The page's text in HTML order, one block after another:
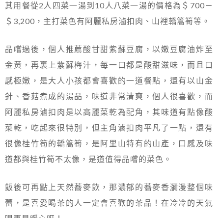
其用餐從2人四菜一湯到10人八菜一湯的價格為＄700－
＄3,200，主打菜色有阿麗私房滷扣肉、山裡轎篙筍等。
品嚐過後，個人推薦酸甘甜紫蘇豆腐，以嫩豆腐油炸至
金黃，再裏上紫蘇梅汁，每一口都是酸甜滋味，而且口
感極嫩，是大人小孩都會喜歡的一道餐點，還有以山金
針、香菇煮成的湯品，味道非常清爽，個人很喜歡，而
阿麗私房滷扣肉是以高麗菜乾為配角，其味道有點像酸
菜乾，吃起來很特別，但主角滷扣肉平凡了一點，還有
很像桂竹筍的轎篙筍，是阿里山特有的山產，口感及味
道都與桂竹筍不太像，是道值得品嚐的菜色。
飯後可再點上天然蕎麥飲，那濃郁的蕎麥香瀰漫整個味
蕾，是喜愛喝茶的人一定會喜歡的茶品！在冷冷的天氣